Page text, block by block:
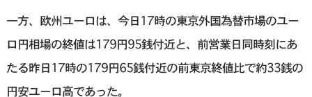
一方、欧州ユーロは、今日17時の東京外国為替市場のユー
ロ円相場の終値は179円95銭付近と、前営業日同時刻にあ
たる昨日17時の179円65銭付近の前東京終値比で約33銭の
円安ユーロ高であった。